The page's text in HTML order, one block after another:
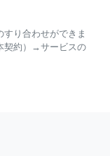
り合わせができま
契約）→サービスの